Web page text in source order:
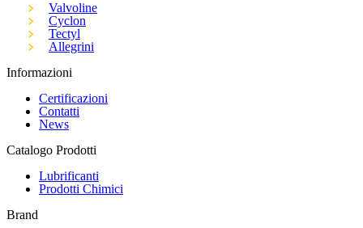
Valvoline
Cyclon
Tectyl
Allegrini
Informazioni
Certificazioni
Contatti
News
Catalogo Prodotti
Lubrificanti
Prodotti Chimici
Brand